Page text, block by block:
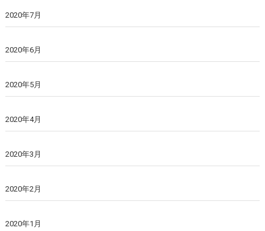
2020年7月
2020年6月
2020年5月
2020年4月
2020年3月
2020年2月
2020年1月